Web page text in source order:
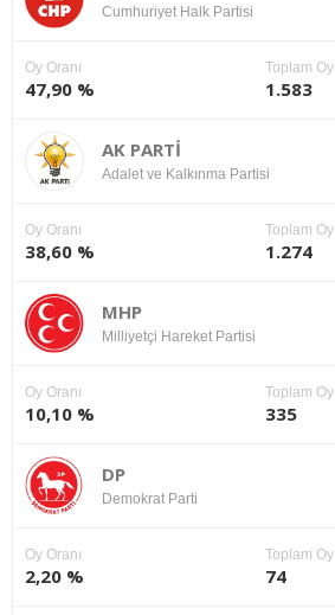
Cumhuriyet Halk Partisi
Oy Oranı
47,90 %
Toplam Oy
1.583
AK PARTİ
Adalet ve Kalkınma Partisi
Oy Oranı
38,60 %
Toplam Oy
1.274
MHP
Milliyetçi Hareket Partisi
Oy Oranı
10,10 %
Toplam Oy
335
DP
Demokrat Parti
Oy Oranı
2,20 %
Toplam Oy
74